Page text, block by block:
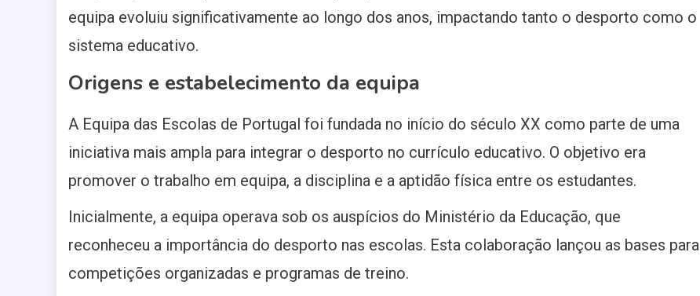
equipa evoluiu significativamente ao longo dos anos, impactando tanto o desporto como o
sistema educativo.
Origens e estabelecimento da equipa
A Equipa das Escolas de Portugal foi fundada no início do século XX como parte de uma
iniciativa mais ampla para integrar o desporto no currículo educativo. O objetivo era
promover o trabalho em equipa, a disciplina e a aptidão física entre os estudantes.
Inicialmente, a equipa operava sob os auspícios do Ministério da Educação, que
reconheceu a importância do desporto nas escolas. Esta colaboração lançou as bases para
competições organizadas e programas de treino.